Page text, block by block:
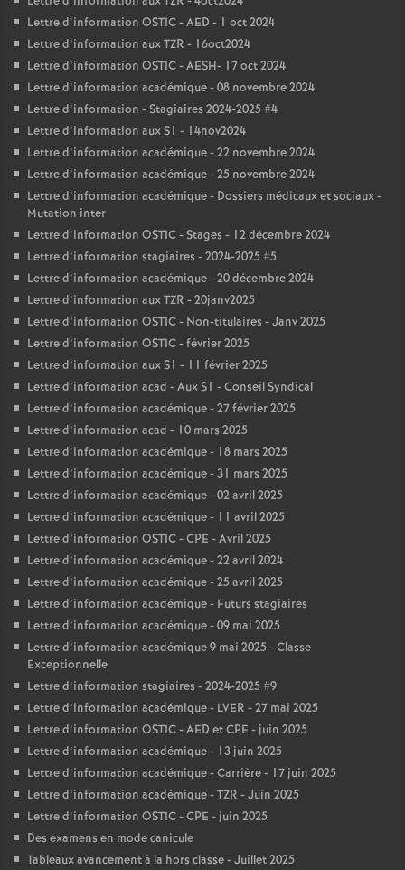
Lettre d’information OSTIC - AED - 1 oct 2024
Lettre d’information aux TZR - 16oct2024
Lettre d’information OSTIC - AESH- 17 oct 2024
Lettre d’information académique - 08 novembre 2024
Lettre d’information - Stagiaires 2024-2025 #4
Lettre d’information aux S1 - 14nov2024
Lettre d’information académique - 22 novembre 2024
Lettre d’information académique - 25 novembre 2024
Lettre d’information académique - Dossiers médicaux et sociaux -
Mutation inter
Lettre d’information OSTIC - Stages - 12 décembre 2024
Lettre d’information stagiaires - 2024-2025 #5
Lettre d’information académique - 20 décembre 2024
Lettre d’information aux TZR - 20janv2025
Lettre d’information OSTIC - Non-titulaires - Janv 2025
Lettre d’information OSTIC - février 2025
Lettre d’information aux S1 - 11 février 2025
Lettre d’information acad - Aux S1 - Conseil Syndical
Lettre d’information académique - 27 février 2025
Lettre d’information acad - 10 mars 2025
Lettre d’information académique - 18 mars 2025
Lettre d’information académique - 31 mars 2025
Lettre d’information académique - 02 avril 2025
Lettre d’information académique - 11 avril 2025
Lettre d’information OSTIC - CPE - Avril 2025
Lettre d’information académique - 22 avril 2024
Lettre d’information académique - 25 avril 2025
Lettre d’information académique - Futurs stagiaires
Lettre d’information académique - 09 mai 2025
Lettre d’information académique 9 mai 2025 - Classe
Exceptionnelle
Lettre d’information stagiaires - 2024-2025 #9
Lettre d’information académique - LVER - 27 mai 2025
Lettre d’information OSTIC - AED et CPE - juin 2025
Lettre d’information académique - 13 juin 2025
Lettre d’information académique - Carrière - 17 juin 2025
Lettre d’information académique - TZR - Juin 2025
Lettre d’information OSTIC - CPE - juin 2025
Des examens en mode canicule
Tableaux avancement à la hors classe - Juillet 2025